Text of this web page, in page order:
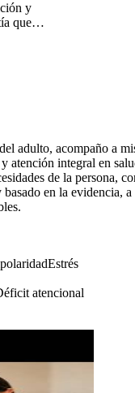
y
que
adulto, acompaño a
atención integral en
de la persona,
en la evidencia, a
Estrés
atencional